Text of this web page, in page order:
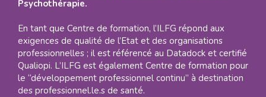
Psychothérapie.
En tant que Centre de formation, l’ILFG répond aux
exigences de qualité de l’Etat et des organisations
professionnelles ; il est référencé au Datadock et certifié
Qualiopi. L’ILFG est également Centre de formation pour
le “développement professionnel continu” à destination
des professionnel.le.s de santé.